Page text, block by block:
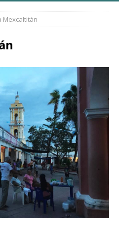
Mexcaltitán